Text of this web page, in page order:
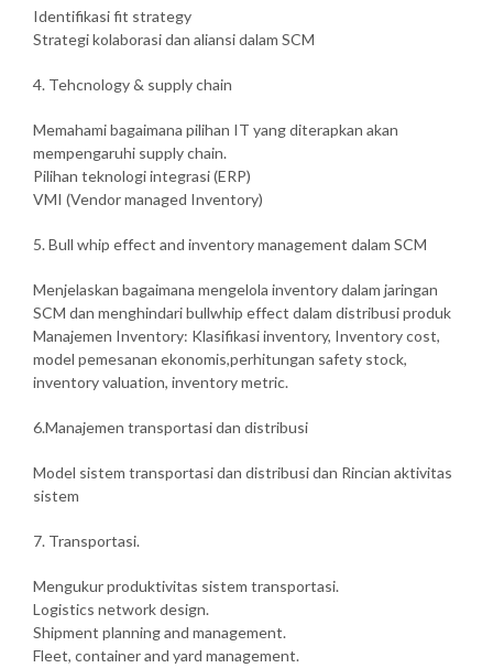
Identifikasi fit strategy
Strategi kolaborasi dan aliansi dalam SCM
4. Tehcnology & supply chain
Memahami bagaimana pilihan IT yang diterapkan akan
mempengaruhi supply chain.
Pilihan teknologi integrasi (ERP)
VMI (Vendor managed Inventory)
5. Bull whip effect and inventory management dalam SCM
Menjelaskan bagaimana mengelola inventory dalam jaringan
SCM dan menghindari bullwhip effect dalam distribusi produk
Manajemen Inventory: Klasifikasi inventory, Inventory cost,
model pemesanan ekonomis,perhitungan safety stock,
inventory valuation, inventory metric.
6.Manajemen transportasi dan distribusi
Model sistem transportasi dan distribusi dan Rincian aktivitas
sistem
7. Transportasi.
Mengukur produktivitas sistem transportasi.
Logistics network design.
Shipment planning and management.
Fleet, container and yard management.